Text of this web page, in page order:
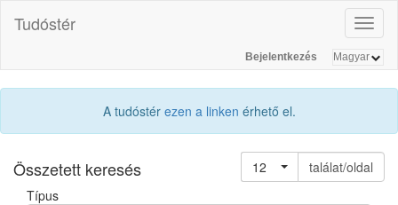
Tudóstér
Bejelentkezés
A tudóstér ezen a linken érhető el.
Összetett keresés 12
találat/oldal
Típus